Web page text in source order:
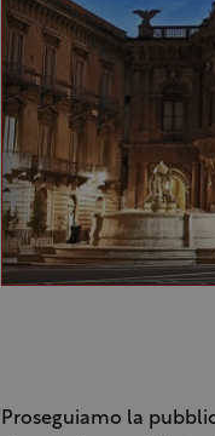
Proseguiamo la